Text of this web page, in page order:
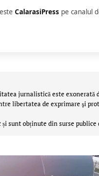
CalarasiPress pe canalul
jurnalistică este exonerată
libertatea de exprimare şi
sunt obținute din surse publice